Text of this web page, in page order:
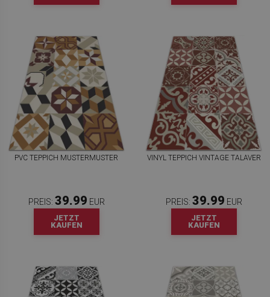
PVC TEPPICH MUSTERMUSTER
PREIS: 39.99 EUR
JETZT
KAUFEN
VINYL TEPPICH VINTAGE TALAVER
PREIS: 39.99 EUR
JETZT
KAUFEN